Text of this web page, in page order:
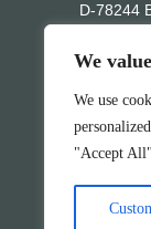
We
We use
"Accept
D-78244
Finden
Mail